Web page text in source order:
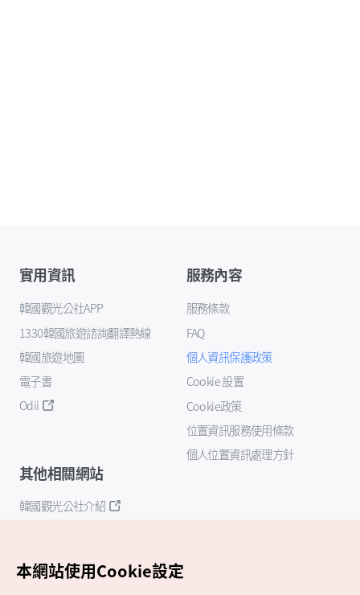
實用資訊
韓國觀光公社APP
1330韓國旅遊諮詢翻譯熱線
韓國旅遊地圖
電子書
Odii
服務內容
服務條款
FAQ
個人資訊保護政策
Cookie 設置
Cookie政策
位置資訊服務使用條款
個人位置資訊處理方針
其他相關網站
韓國觀光公社介紹
本網站使用Cookie設定